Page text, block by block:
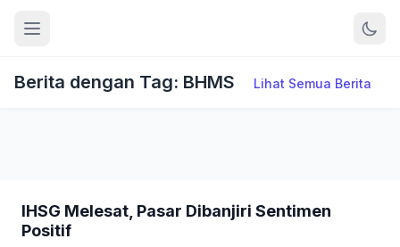
Berita dengan Tag: BHMS Lihat Semua Berita
IHSG Melesat, Pasar Dibanjiri Sentimen
Positif